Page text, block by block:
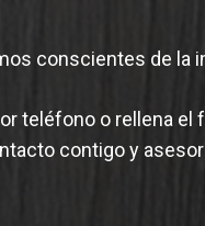
conscientes de la
teléfono o rellena el
contigo y